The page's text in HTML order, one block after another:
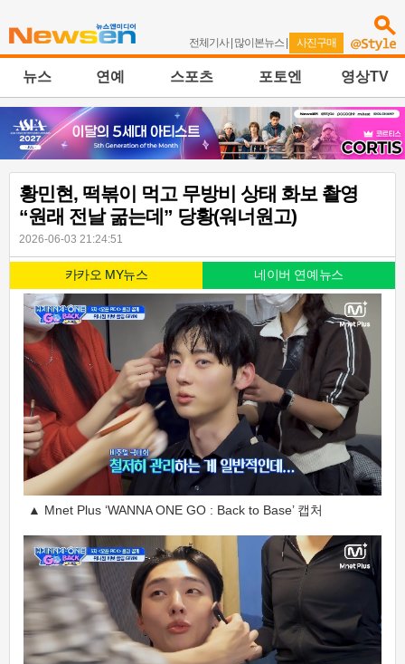
전체기사| 많이본뉴스 | 사진구매
뉴스 연예 스포츠 포토엔 영상TV
황민현, 떡볶이 먹고 무방비 상태 화보 촬영
“원래 전날 굶는데” 당황(워너원고)
2026-06-03 21:24:51
카카오 MY뉴스 네이버 연예뉴스
▲ Mnet Plus ‘WANNA ONE GO : Back to Base’ 캡처